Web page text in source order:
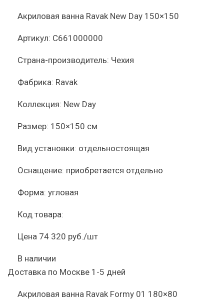
Акриловая ванна Ravak New Day 150×150
Артикул: C661000000
Страна-производитель: Чехия
Фабрика: Ravak
Коллекция: New Day
Размер: 150×150 см
Вид установки: отдельностоящая
Оснащение: приобретается отдельно
Форма: угловая
Код товара:
Цена 74 320 руб./шт
В наличии
Доставка по Москве 1-5 дней
Акриловая ванна Ravak Formy 01 180×80